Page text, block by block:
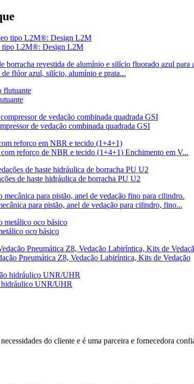
tipo L2M®: Design L2M
de flúor azul, silício, alumínio e prata...
de vedação combinada quadrada GSI
reforço de NBR e tecido (1+4+1) Enchimento em V...
de haste hidráulica de borracha PU U2
para pistão, anel de vedação para cilindro, fino...
oco básico
Pneumática Z8, Vedação Labiríntica, Kits de Vedação
hidráulico UNR/UHR
do cliente e é uma parceira e fornecedora